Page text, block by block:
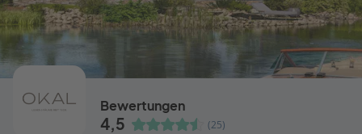
Bewertungen
4,5 (25)